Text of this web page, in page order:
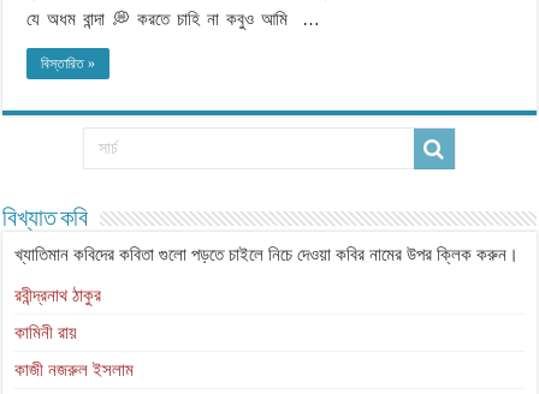
যে অধম বান্দা 💭 করতে চাহি না কবুও আমি …
বিস্তারিত »
বিখ্যাত কবি
খ্যাতিমান কবিদের কবিতা গুলো পড়তে চাইলে নিচে দেওয়া কবির নামের উপর ক্লিক করুন।
রবীন্দ্রনাথ ঠাকুর
কামিনী রায়
কাজী নজরুল ইসলাম